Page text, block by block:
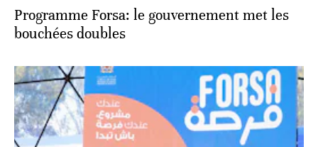
Programme Forsa: le gouvernement met les
bouchées doubles